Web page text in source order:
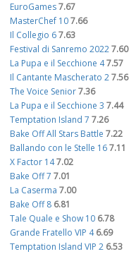
EuroGames7.67
MasterChef 107.66
Il Collegio 67.63
Festival di Sanremo 20227.60
La Pupa e il Secchione 47.57
Il Cantante Mascherato 27.56
The Voice Senior7.36
La Pupa e il Secchione 3 7.44
Temptation Island 7 7.26
Bake Off All Stars Battle 7.22
Ballando con le Stelle 167.11
X Factor 147.02
Bake Off 7 7.01
La Caserma 7.00
Bake Off 8 6.81
Tale Quale e Show 10 6.78
Grande Fratello VIP 4 6.69
Temptation Island VIP 2 6.53